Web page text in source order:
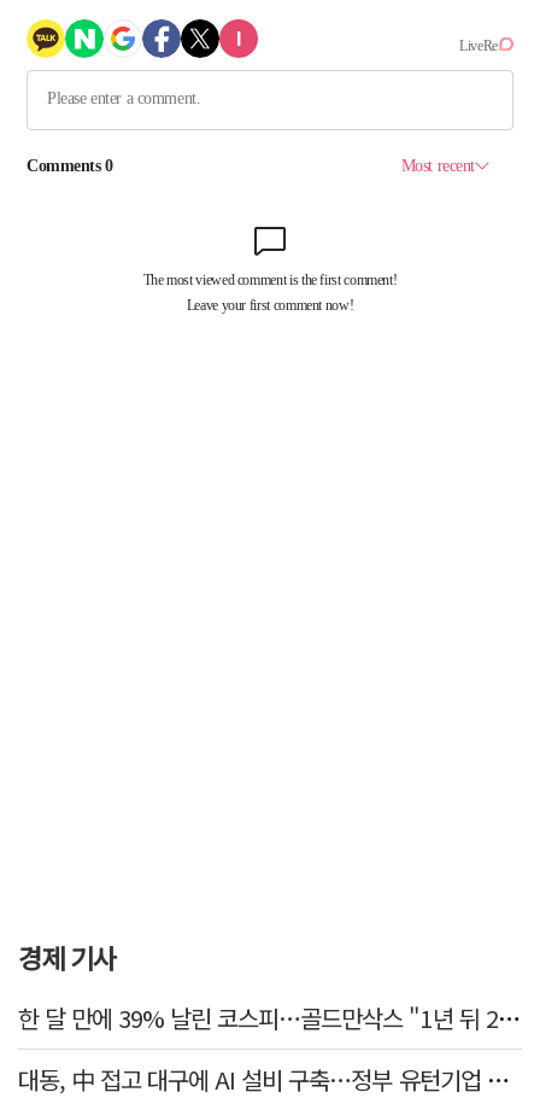
경제 기사
한 달 만에 39% 날린 코스피…골드만삭스 "1년 뒤 2배" 예상, 왜?
대동, 中 접고 대구에 AI 설비 구축…정부 유턴기업 선정